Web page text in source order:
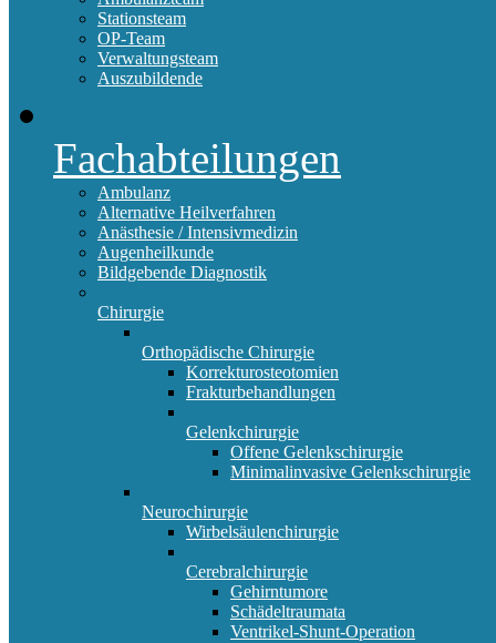
Stationsteam
OP-Team
Verwaltungsteam
Auszubildende
Fachabteilungen
Ambulanz
Alternative Heilverfahren
Anästhesie / Intensivmedizin
Augenheilkunde
Bildgebende Diagnostik
Chirurgie
Orthopädische Chirurgie
Korrekturosteotomien
Frakturbehandlungen
Gelenkchirurgie
Offene Gelenkschirurgie
Minimalinvasive Gelenkschirurgie
Neurochirurgie
Wirbelsäulenchirurgie
Cerebralchirurgie
Gehirntumore
Schädeltraumata
Ventrikel-Shunt-Operation